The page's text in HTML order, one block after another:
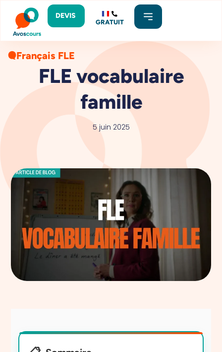
DEVIS
GRATUIT
Français FLE
FLE vocabulaire
famille
5 juin 2025